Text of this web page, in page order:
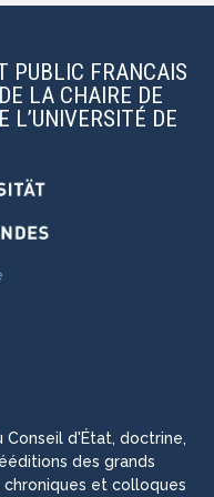
PUBLIC FRANCAIS
LA CHAIRE DE
L’UNIVERSITÉ DE
Conseil d'État, doctrine,
des grands
chroniques et colloques